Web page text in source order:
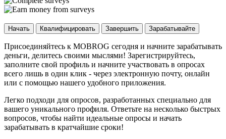
Начать Квалифицировать Завершить Зарабатывайте
Присоединяйтесь к MOBROG сегодня и начните зарабатывать
деньги, делитесь своими мыслями! Зарегистрируйтесь,
заполните свой профиль и начните участвовать в опросах
всего лишь в один клик - через электронную почту, онлайн
или с помощью нашего удобного приложения.
Легко подходи для опросов, разработанных специально для
вашего уникального профиля. Ответьте на несколько быстрых
вопросов, чтобы найти идеальные опросы и начать
зарабатывать в кратчайшие сроки!